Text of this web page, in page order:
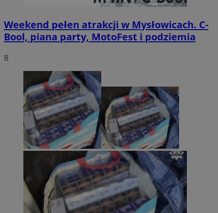
Weekend pełen atrakcji w Mysłowicach. C-
Bool, piana party, MotoFest i podziemia
8